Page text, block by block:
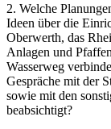
2. Welche
Ideen über die
Oberwerth, das
Anlagen und
Wasserweg
Gespräche mit der
sowie mit den
beabsichtigt?